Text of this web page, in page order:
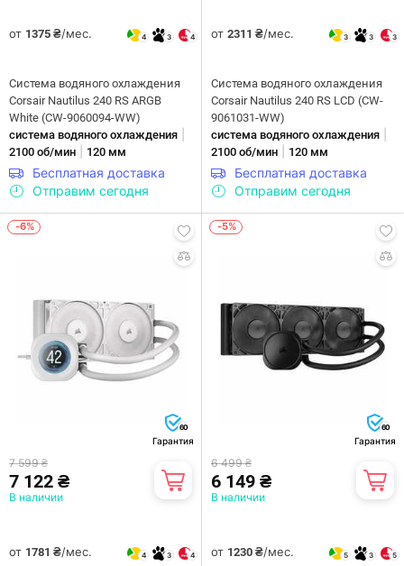
от 1375 ₴/мес. 4 3 4
Система водяного охлаждения
Corsair Nautilus 240 RS ARGB
White (CW-9060094-WW)
система водяного охлаждения
2100 об/мин 120 мм
Бесплатная доставка
Отправим сегодня
от 2311 ₴/мес. 3 3 3
Система водяного охлаждения
Corsair Nautilus 240 RS LCD (CW-
9061031-WW)
система водяного охлаждения
2100 об/мин 120 мм
Бесплатная доставка
Отправим сегодня
-6%
60
Гарантия
7 599 ₴
7 122 ₴
В наличии
от 1781 ₴/мес. 4 3 4
-5%
60
Гарантия
6 499 ₴
6 149 ₴
В наличии
от 1230 ₴/мес. 5 3 5